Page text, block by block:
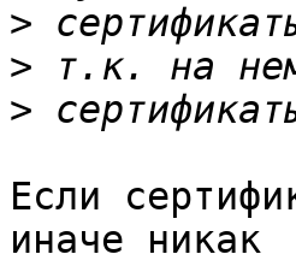
>
>
>
Если
иначе никак